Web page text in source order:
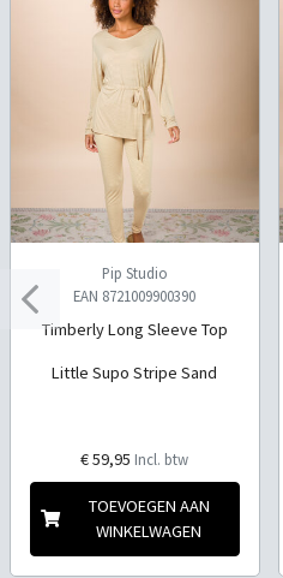
Pip Studio
EAN 8721009900390
Timberly Long Sleeve Top
Little Supo Stripe Sand
€ 59,95 Incl. btw
TOEVOEGEN AAN
WINKELWAGEN